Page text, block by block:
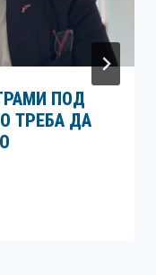
ПОД
ТРЕБА ДА